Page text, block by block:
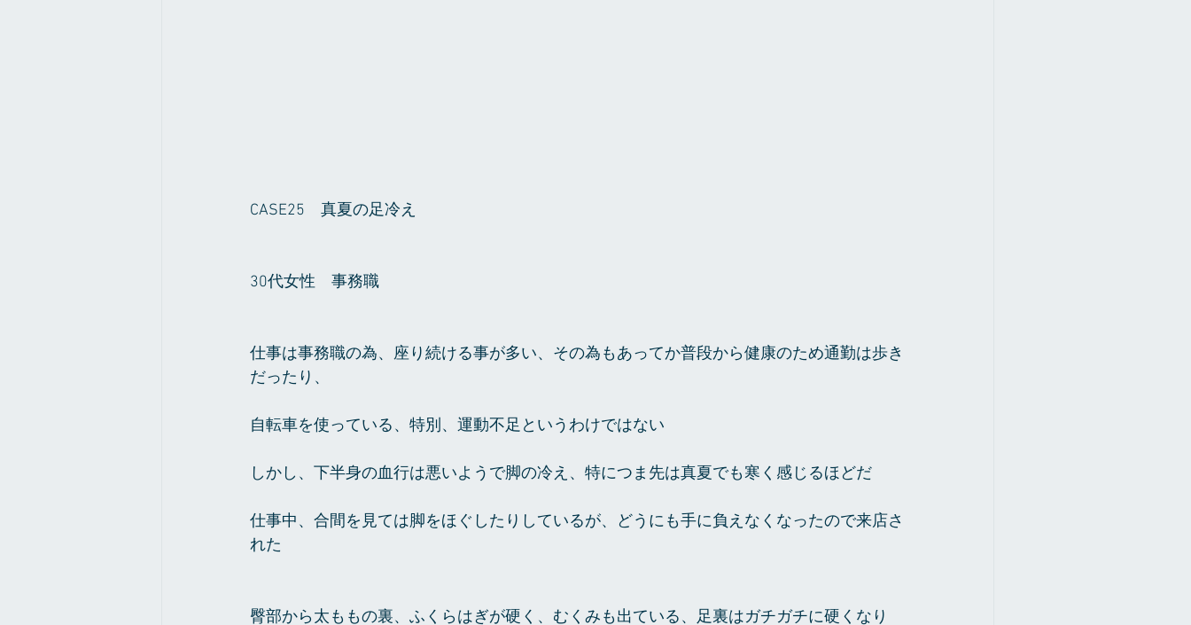
CASE25　真夏の足冷え
30代女性　事務職
仕事は事務職の為、座り続ける事が多い、その為もあってか普段から健康のため通勤は歩き
だったり、
自転車を使っている、特別、運動不足というわけではない
しかし、下半身の血行は悪いようで脚の冷え、特につま先は真夏でも寒く感じるほどだ
仕事中、合間を見ては脚をほぐしたりしているが、どうにも手に負えなくなったので来店さ
れた
臀部から太ももの裏、ふくらはぎが硬く、むくみも出ている、足裏はガチガチに硬くなり